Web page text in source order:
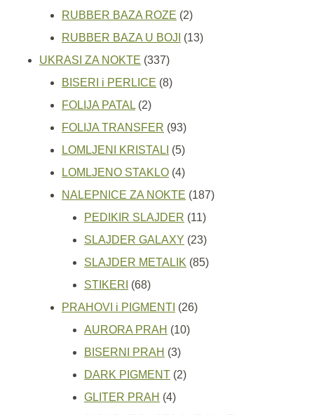
RUBBER BAZA ROZE 22
proizvoda
RUBBER BAZA U BOJI 1313
UKRASI ZA NOKTE 337337
proizvoda
BISERI i PERLICE 88
FOLIJA PATAL 22
proizvoda
FOLIJA TRANSFER 9393
proizvoda
LOMLJENI KRISTALI 55
proizvoda
LOMLJENO STAKLO 44
proizvoda
NALEPNICE ZA NOKTE 187187
PEDIKIR SLAJDER 1111
proizvoda
SLAJDER GALAXY 2323
proizvoda
SLAJDER METALIK 8585
STIKERI 6868
proizvoda
PRAHOVI i PIGMENTI 2626
AURORA PRAH 1010
BISERNI PRAH 33
proizvoda
DARK PIGMENT 22
GLITER PRAH 44